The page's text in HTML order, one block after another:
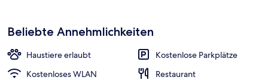
Beliebte Annehmlichkeiten
Haustiere erlaubt
Kostenlose Parkplätze
Kostenloses WLAN
Restaurant